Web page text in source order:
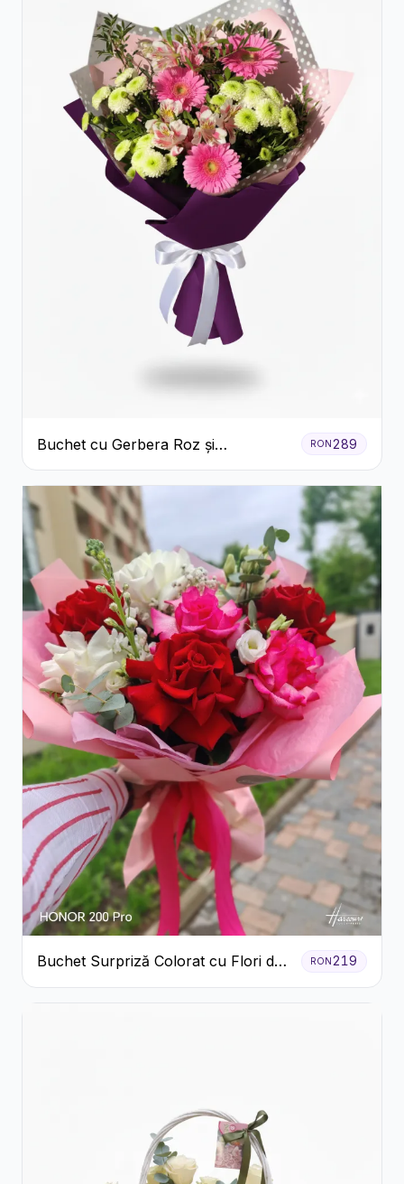
Buchet cu Gerbera Roz și
Crizanteme Verzi
RON 289
Buchet Surpriză Colorat cu Flori de
Sezon
RON219